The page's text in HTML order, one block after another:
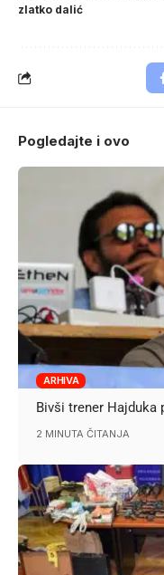
zlatko dalić
Pogledajte i ovo
ARHIVA
Bivši trener Hajduka
2 MINUTA ČITANJA